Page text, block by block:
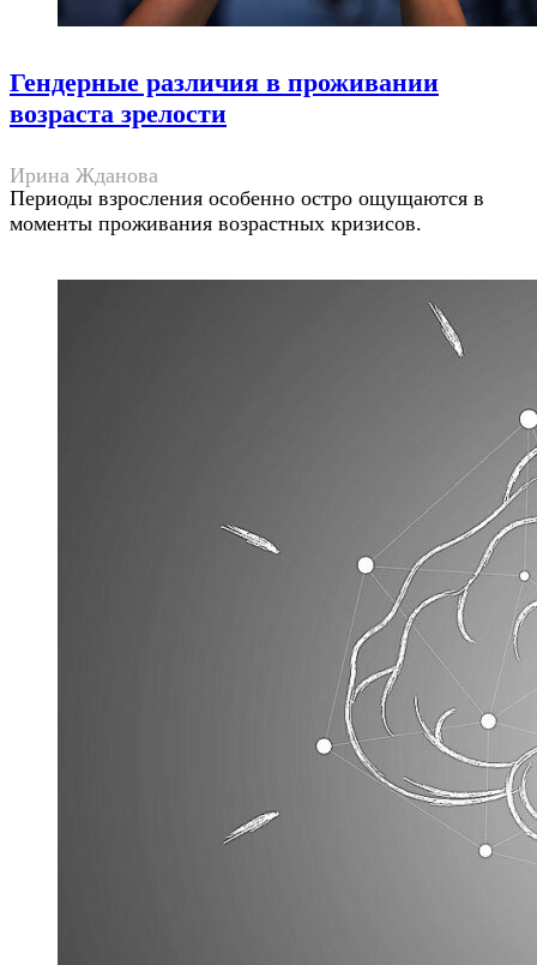
Гендерные различия в проживании
возраста зрелости
Ирина Жданова
Периоды взросления особенно остро ощущаются в
моменты проживания возрастных кризисов.